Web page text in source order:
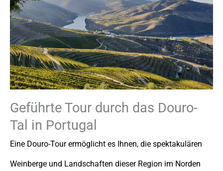
Geführte Tour durch das Douro-
Tal in Portugal
Eine Douro-Tour ermöglicht es Ihnen, die spektakulären
Weinberge und Landschaften dieser Region im Norden